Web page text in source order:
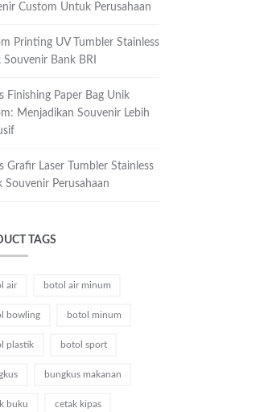
Custom Untuk Perusahaan
Printing UV Tumbler Stainless
Bank BRI
Finishing Paper Bag Unik
Menjadikan Souvenir Lebih
Grafir Laser Tumbler Stainless
Souvenir Perusahaan
TAGS
air botol air minum
bowling botol minum
plastik botol sport
bungkus makanan
buku cetak kipas